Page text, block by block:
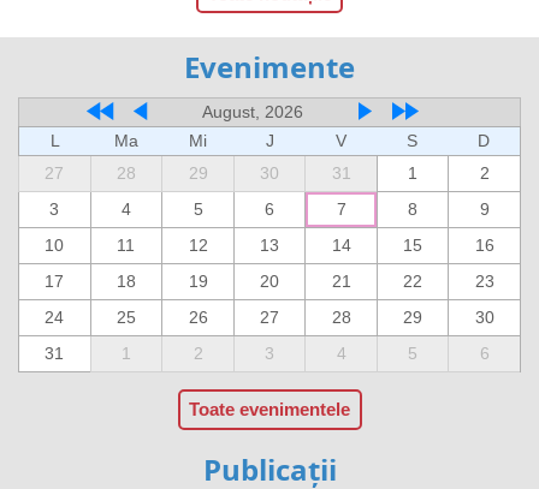
Evenimente
August, 2026
L
Ma Mi J V S
D
27
28 29 30 31 1
2
3
4 5 6 7 8
9
10
11 12 13 14 15
16
17
18 19 20 21 22
23
24
25 26 27 28 29
30
31
1 2 3 4 5 6
Toate evenimentele
Publicații